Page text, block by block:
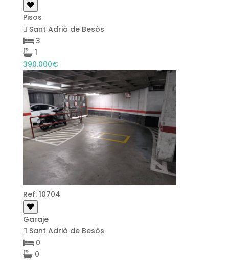
Pisos
Sant Adrià de Besòs
3
1
390.000€
Ref. 10704
Garaje
Sant Adrià de Besòs
0
0